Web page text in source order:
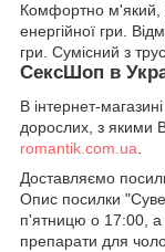
Комфортно м'який,
енергійної гри.
гри. Сумісний з
СексШоп в
В інтернет-
дорослих, з якими
romantik.com.ua
Доставляємо
Опис посилки
п'ятницю о 17:00, а
препарати для